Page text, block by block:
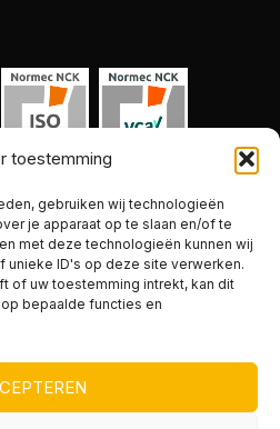
toestemming
gebruiken wij technologieën
je apparaat op te slaan en/of te
met deze technologieën kunnen wij
ID's op deze site verwerken.
of uw toestemming intrekt, kan dit
bepaalde functies en